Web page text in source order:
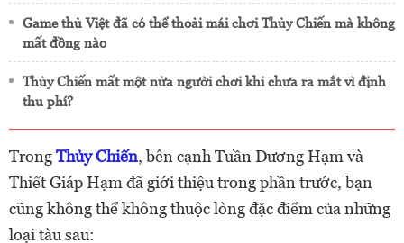
Game thủ Việt đã có thể thoải mái chơi Thủy Chiến mà không
mất đồng nào
Thủy Chiến mất một nửa người chơi khi chưa ra mắt vì định
thu phí?
TrongThủy Chiến, bên cạnh Tuần Dương Hạm và
Thiết Giáp Hạm đã giới thiệu trong phần trước, bạn
cũng không thể không thuộc lòng đặc điểm của những
loại tàu sau: